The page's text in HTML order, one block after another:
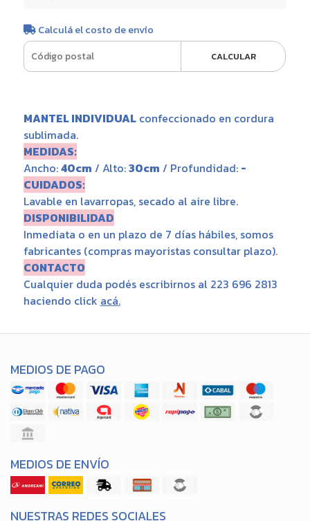
Calculá el costo de envío
CALCULAR
MANTEL INDIVIDUALconfeccionado en cordura
sublimada.
MEDIDAS:
Ancho:40cm / Alto:30cm / Profundidad: -
CUIDADOS:
Lavable en lavarropas, secado al aire libre.
DISPONIBILIDAD
Inmediata o en un plazo de 7 días hábiles, somos
fabricantes (compras mayoristas consultar plazo).
CONTACTO
Cualquier duda podés escribirnos al 223 696 2813
haciendo click acá.
MEDIOS DE PAGO
MEDIOS DE ENVÍO
NUESTRAS REDES SOCIALES